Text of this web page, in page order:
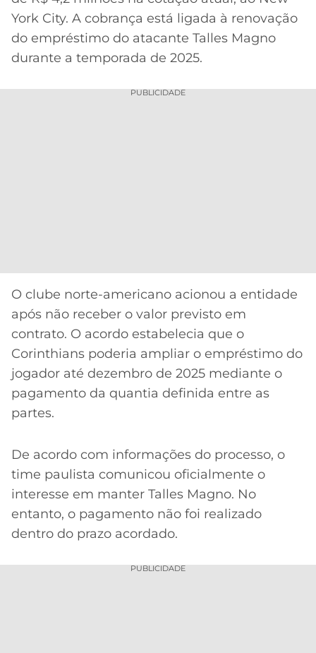
ONLINE
2026
GRÊMIO
MG
LALIGA
York City. A cobrança está ligada à renovação
do empréstimo do atacante Talles Magno
durante a temporada de 2025.
PUBLICIDADE
O clube norte-americano acionou a entidade
após não receber o valor previsto em
contrato. O acordo estabelecia que o
Corinthians poderia ampliar o empréstimo do
jogador até dezembro de 2025 mediante o
pagamento da quantia definida entre as
partes.
De acordo com informações do processo, o
time paulista comunicou oficialmente o
interesse em manter Talles Magno. No
entanto, o pagamento não foi realizado
dentro do prazo acordado.
PUBLICIDADE